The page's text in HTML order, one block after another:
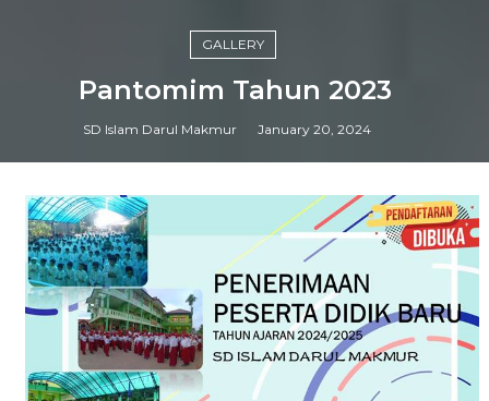
GALLERY
Pantomim Tahun 2023
SD Islam Darul Makmur January 20, 2024